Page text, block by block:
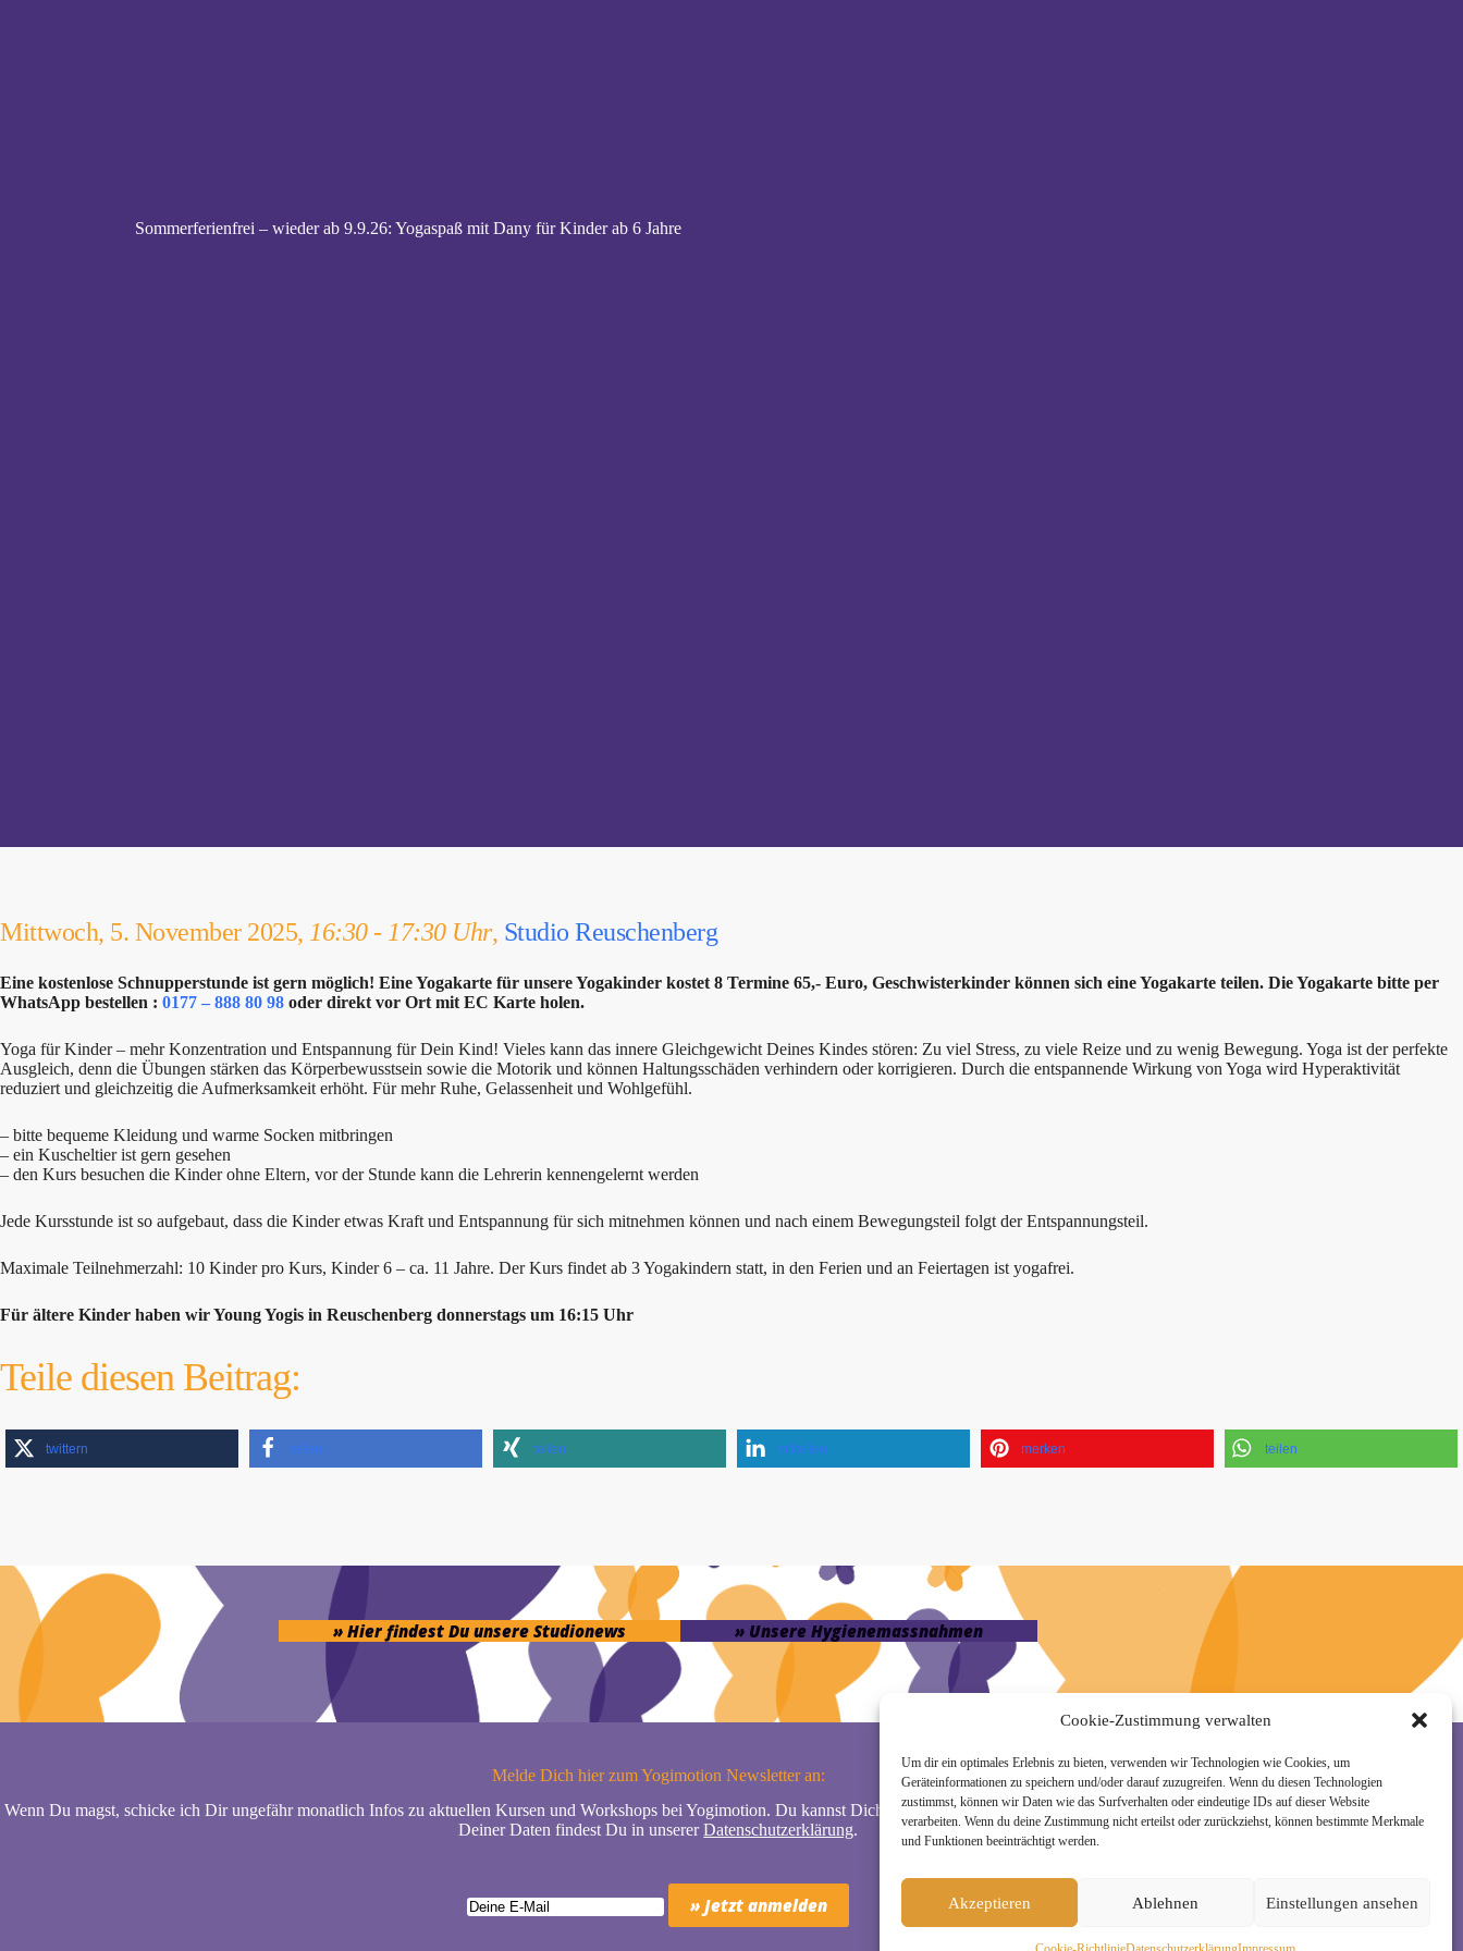
Cookie-Zustimmung verwalten
Um dir ein optimales Erlebnis zu bieten, verwenden wir Technologien wie Cookies, um
Geräteinformationen zu speichern und/oder darauf zuzugreifen. Wenn du diesen Technologien
zustimmst, können wir Daten wie das Surfverhalten oder eindeutige IDs auf dieser Website
verarbeiten. Wenn du deine Zustimmung nicht erteilst oder zurückziehst, können bestimmte Merkmale
und Funktionen beeinträchtigt werden.
Akzeptieren Ablehnen Einstellungen ansehen
Sommerferienfrei – wieder ab 9.9.26: Yogaspaß mit Dany für Kinder ab 6 Jahre
Mittwoch, 5. November 2025, 16:30 - 17:30 Uhr, Studio Reuschenberg
Eine kostenlose Schnupperstunde ist gern möglich! Eine Yogakarte für unsere Yogakinder kostet 8 Termine 65,- Euro, Geschwisterkinder können sich eine Yogakarte teilen. Die Yogakarte bitte per
WhatsApp bestellen : 0177 – 888 80 98 oder direkt vor Ort mit EC Karte holen.
Yoga für Kinder – mehr Konzentration und Entspannung für Dein Kind! Vieles kann das innere Gleichgewicht Deines Kindes stören: Zu viel Stress, zu viele Reize und zu wenig Bewegung. Yoga ist der perfekte
Ausgleich, denn die Übungen stärken das Körperbewusstsein sowie die Motorik und können Haltungsschäden verhindern oder korrigieren. Durch die entspannende Wirkung von Yoga wird Hyperaktivität
reduziert und gleichzeitig die Aufmerksamkeit erhöht. Für mehr Ruhe, Gelassenheit und Wohlgefühl.
– bitte bequeme Kleidung und warme Socken mitbringen
– ein Kuscheltier ist gern gesehen
– den Kurs besuchen die Kinder ohne Eltern, vor der Stunde kann die Lehrerin kennengelernt werden
Jede Kursstunde ist so aufgebaut, dass die Kinder etwas Kraft und Entspannung für sich mitnehmen können und nach einem Bewegungsteil folgt der Entspannungsteil.
Maximale Teilnehmerzahl: 10 Kinder pro Kurs, Kinder 6 – ca. 11 Jahre. Der Kurs findet ab 3 Yogakindern statt, in den Ferien und an Feiertagen ist yogafrei.
Für ältere Kinder haben wir Young Yogis in Reuschenberg donnerstags um 16:15 Uhr
Teile diesen Beitrag:
twittern teilen teilen mitteilen merken teilen
» Hier findest Du unsere Studionews » Unsere Hygienemassnahmen
Melde Dich hier zum Yogimotion Newsletter an:
Wenn Du magst, schicke ich Dir ungefähr monatlich Infos zu aktuellen Kursen und Workshops bei Yogimotion. Du kannst Dich natürlich jederzeit wieder abmelden. Alle Details zur Nutzung
Deiner Daten findest Du in unsererDatenschutzerklärung.